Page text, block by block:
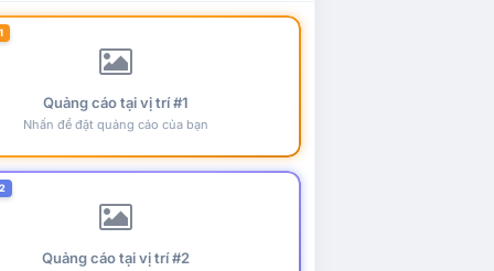
Quảng cáo tại vị trí #1
Nhấn để đặt quảng cáo của bạn
Quảng cáo tại vị trí #2